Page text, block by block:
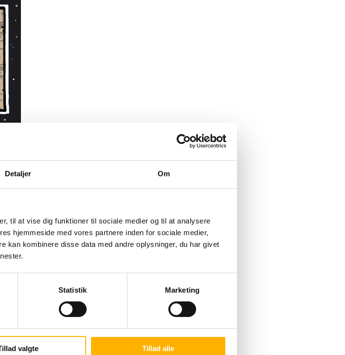
Detaljer Om
til at vise dig funktioner til sociale medier og til at analysere
hjemmeside med vores partnere inden for sociale medier,
kan kombinere disse data med andre oplysninger, du har givet
Statistik Marketing
valgte Tillad alle